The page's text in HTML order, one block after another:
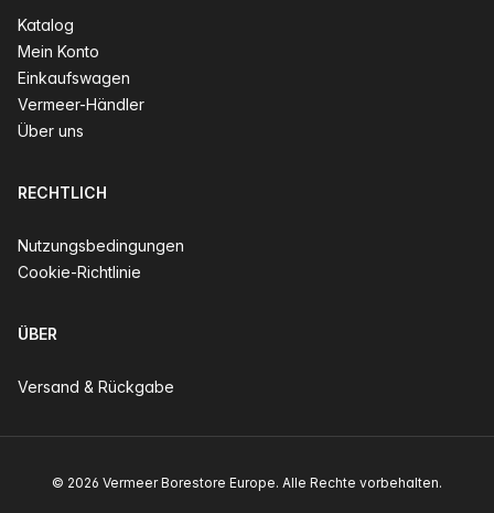
Katalog
Mein Konto
Einkaufswagen
Vermeer-Händler
Über uns
RECHTLICH
Nutzungsbedingungen
Cookie-Richtlinie
ÜBER
Versand & Rückgabe
© 2026 Vermeer Borestore Europe. Alle Rechte vorbehalten.